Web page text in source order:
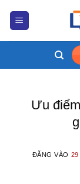
Ưu
ĐĂNG VÀO